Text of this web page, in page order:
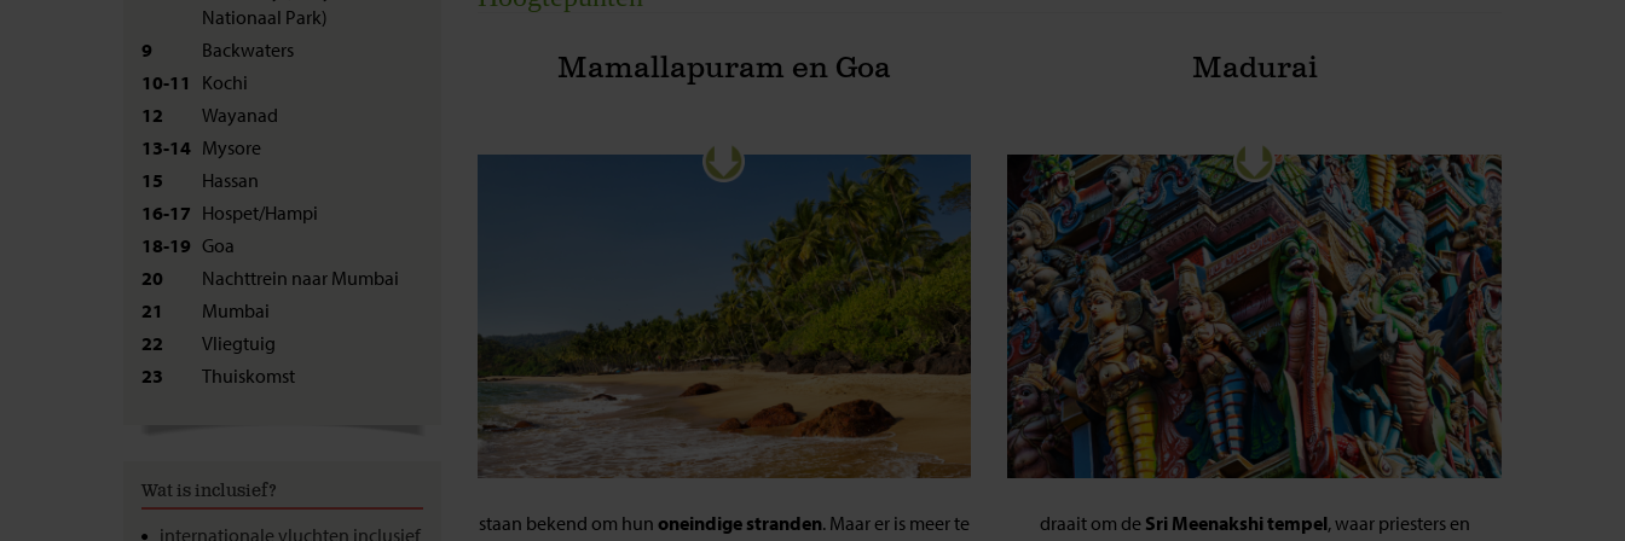
Nationaal Park)
9
Backwaters
10-11
Kochi
12
Wayanad
13-14 Mysore
15
Hassan
16-17 Hospet/Hampi
18-19 Goa
20
Nachttrein naar Mumbai
21
Mumbai
22
Vliegtuig
23
Thuiskomst
Wat is inclusief?
internationale vluchten inclusief
Mamallapuram en Goa
staan bekend om hun oneindige stranden. Maar er is meer te
Madurai
draait om de Sri Meenakshi tempel, waar priesters en